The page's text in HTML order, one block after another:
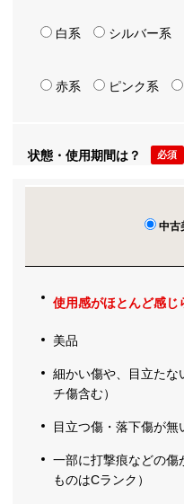
白系 シルバー系
赤系 ピンク系
状態・使用期間は？ 必須
中古
使用感がほとんど感じ
美品
細かい傷や、目立たな
チ傷含む）
目立つ傷・落下傷が無
一部に打撃痕などの傷
ものはCランク）